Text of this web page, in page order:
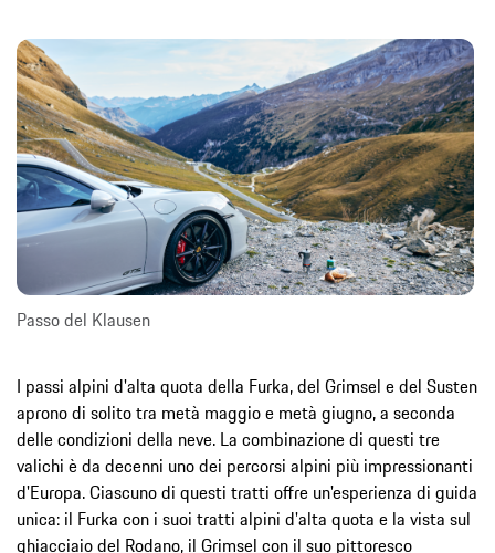
Passo del Klausen
I passi alpini d'alta quota della Furka, del Grimsel e del Susten
aprono di solito tra metà maggio e metà giugno, a seconda
delle condizioni della neve. La combinazione di questi tre
valichi è da decenni uno dei percorsi alpini più impressionanti
d'Europa. Ciascuno di questi tratti offre un'esperienza di guida
unica: il Furka con i suoi tratti alpini d'alta quota e la vista sul
ghiacciaio del Rodano, il Grimsel con il suo pittoresco